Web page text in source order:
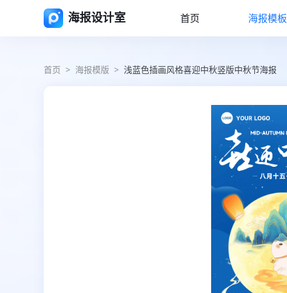
海报设计室 首页 海报模板
首页 > 海报模版 > 浅蓝色插画风格喜迎中秋竖版中秋节海报